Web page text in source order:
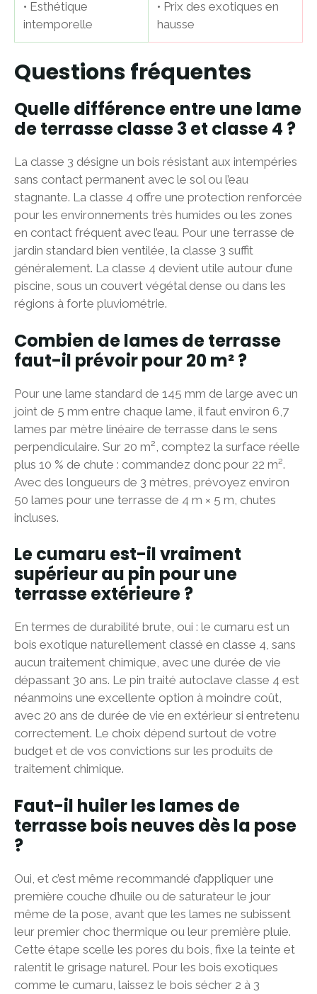
• Esthétique
intemporelle
• Prix des exotiques en
hausse
Questions fréquentes
Quelle différence entre une lame
de terrasse classe 3 et classe 4 ?
La classe 3 désigne un bois résistant aux intempéries
sans contact permanent avec le sol ou l’eau
stagnante. La classe 4 offre une protection renforcée
pour les environnements très humides ou les zones
en contact fréquent avec l’eau. Pour une terrasse de
jardin standard bien ventilée, la classe 3 suffit
généralement. La classe 4 devient utile autour d’une
piscine, sous un couvert végétal dense ou dans les
régions à forte pluviométrie.
Combien de lames de terrasse
faut-il prévoir pour 20 m² ?
Pour une lame standard de 145 mm de large avec un
joint de 5 mm entre chaque lame, il faut environ 6,7
lames par mètre linéaire de terrasse dans le sens
perpendiculaire. Sur 20 m², comptez la surface réelle
plus 10 % de chute : commandez donc pour 22 m².
Avec des longueurs de 3 mètres, prévoyez environ
50 lames pour une terrasse de 4 m × 5 m, chutes
incluses.
Le cumaru est-il vraiment
supérieur au pin pour une
terrasse extérieure ?
En termes de durabilité brute, oui : le cumaru est un
bois exotique naturellement classé en classe 4, sans
aucun traitement chimique, avec une durée de vie
dépassant 30 ans. Le pin traité autoclave classe 4 est
néanmoins une excellente option à moindre coût,
avec 20 ans de durée de vie en extérieur si entretenu
correctement. Le choix dépend surtout de votre
budget et de vos convictions sur les produits de
traitement chimique.
Faut-il huiler les lames de
terrasse bois neuves dès la pose
?
Oui, et c’est même recommandé d’appliquer une
première couche d’huile ou de saturateur le jour
même de la pose, avant que les lames ne subissent
leur premier choc thermique ou leur première pluie.
Cette étape scelle les pores du bois, fixe la teinte et
ralentit le grisage naturel. Pour les bois exotiques
comme le cumaru, laissez le bois sécher 2 à 3